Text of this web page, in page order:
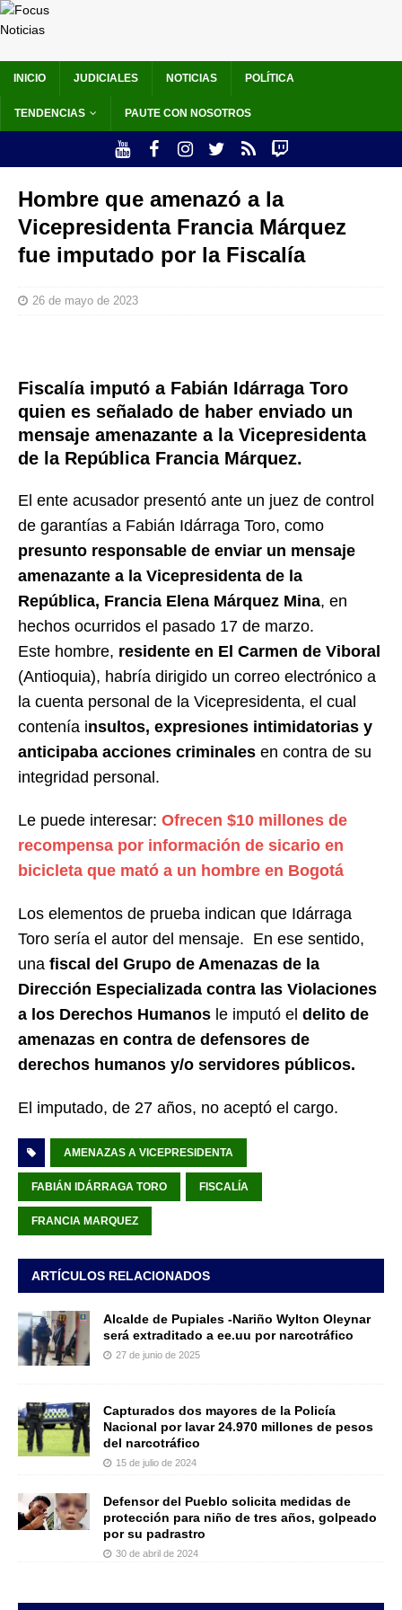
INICIO JUDICIALES NOTICIAS POLÍTICA
TENDENCIAS PAUTE CON NOSOTROS
Hombre que amenazó a la
Vicepresidenta Francia Márquez
fue imputado por la Fiscalía
26 de mayo de 2023
Fiscalía imputó a Fabián Idárraga Toro
quien es señalado de haber enviado un
mensaje amenazante a la Vicepresidenta
de la República Francia Márquez.
El ente acusador presentó ante un juez de control
de garantías a Fabián Idárraga Toro, como
presunto responsable de enviar un mensaje
amenazante a la Vicepresidenta de la
República, Francia Elena Márquez Mina, en
hechos ocurridos el pasado 17 de marzo.
Este hombre, residente en El Carmen de Viboral
(Antioquia), habría dirigido un correo electrónico a
la cuenta personal de la Vicepresidenta, el cual
contenía insultos, expresiones intimidatorias y
anticipaba acciones criminales en contra de su
integridad personal.
Le puede interesar: Ofrecen $10 millones de
recompensa por información de sicario en
bicicleta que mató a un hombre en Bogotá
Los elementos de prueba indican que Idárraga
Toro sería el autor del mensaje. En ese sentido,
una fiscal del Grupo de Amenazas de la
Dirección Especializada contra las Violaciones
a los Derechos Humanos le imputó el delito de
amenazas en contra de defensores de
derechos humanos y/o servidores públicos.
El imputado, de 27 años, no aceptó el cargo.
AMENAZAS A VICEPRESIDENTA
FABIÁN IDÁRRAGA TORO FISCALÍA
FRANCIA MARQUEZ
ARTÍCULOS RELACIONADOS
Alcalde de Pupiales -Nariño Wylton Oleynar
será extraditado a ee.uu por narcotráfico
27 de junio de 2025
Capturados dos mayores de la Policía
Nacional por lavar 24.970 millones de pesos
del narcotráfico
15 de julio de 2024
Defensor del Pueblo solicita medidas de
protección para niño de tres años, golpeado
por su padrastro
30 de abril de 2024